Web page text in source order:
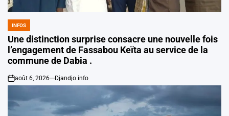
POSTED
IN
INFOS
Une distinction surprise consacre une nouvelle fois
l’engagement de Fassabou Keïta au service de la
commune de Dabia .
on
août 6, 2026 Djandjo info